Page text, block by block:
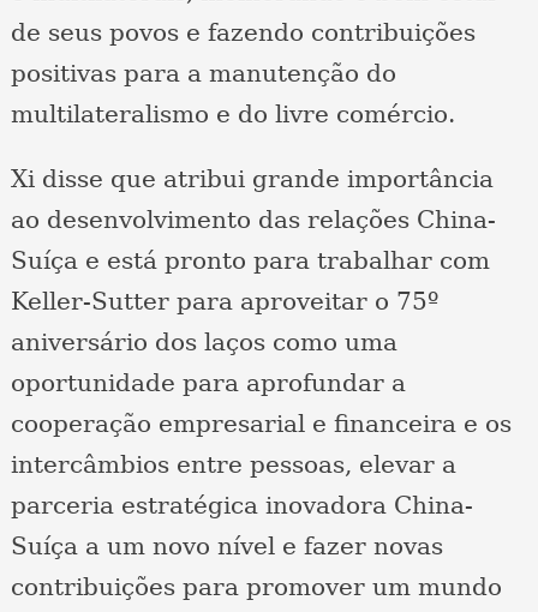
de seus povos e fazendo contribuições
positivas para a manutenção do
multilateralismo e do livre comércio.
Xi disse que atribui grande importância
ao desenvolvimento das relações China-
Suíça e está pronto para trabalhar com
Keller-Sutter para aproveitar o 75º
aniversário dos laços como uma
oportunidade para aprofundar a
cooperação empresarial e financeira e os
intercâmbios entre pessoas, elevar a
parceria estratégica inovadora China-
Suíça a um novo nível e fazer novas
contribuições para promover um mundo